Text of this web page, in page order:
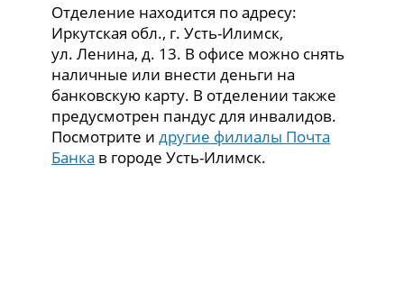
Отделение находится по адресу:
Иркутская обл., г. Усть-Илимск,
ул. Ленина, д. 13. В офисе можно снять
наличные или внести деньги на
банковскую карту. В отделении также
предусмотрен пандус для инвалидов.
Посмотрите идругие филиалы Почта
Банка в городе Усть-Илимск.